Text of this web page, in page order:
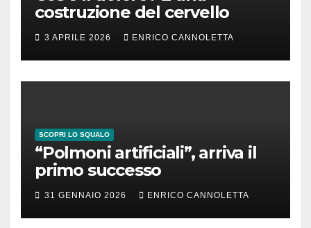
costruzione del cervello
3 APRILE 2026 ENRICO CANNOLETTA
SCOPRI LO SQUALO
“Polmoni artificiali”, arriva il
primo successo
31 GENNAIO 2026 ENRICO CANNOLETTA